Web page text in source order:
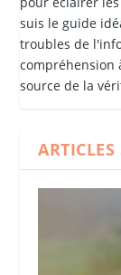
suis le guide
troubles de
compréhension
source de la